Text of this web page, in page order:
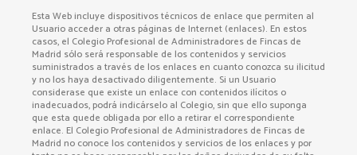
Esta Web incluye dispositivos técnicos de enlace que permiten al
Usuario acceder a otras páginas de Internet (enlaces). En estos
casos, el Colegio Profesional de Administradores de Fincas de
Madrid sólo será responsable de los contenidos y servicios
suministrados a través de los enlaces en cuanto conozca su ilicitud
y no los haya desactivado diligentemente. Si un Usuario
considerase que existe un enlace con contenidos ilícitos o
inadecuados, podrá indicárselo al Colegio, sin que ello suponga
que esta quede obligada por ello a retirar el correspondiente
enlace. El Colegio Profesional de Administradores de Fincas de
Madrid no conoce los contenidos y servicios de los enlaces y por